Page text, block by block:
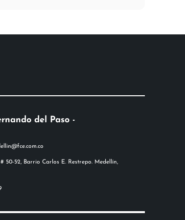
del Paso -
50-52, Barrio Carlos E. Restrepo. Medellín,